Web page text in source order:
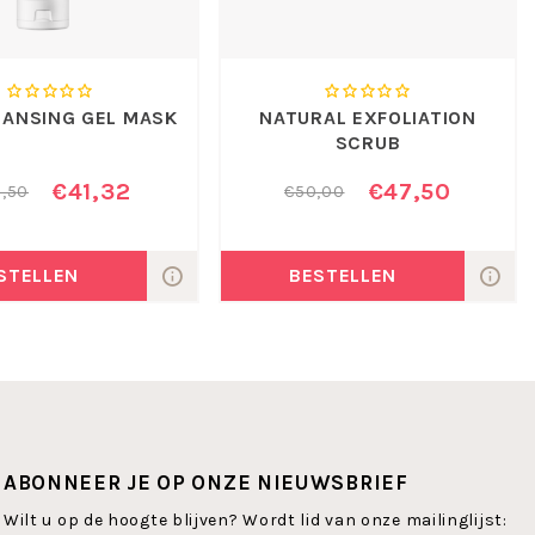
GEL MASK
€41,32
NATURAL EXFOLIATION
SCRUB
€50,00 €47,50
BESTELLEN
ABONNEER JE OP ONZE NIEUWSBRIEF
Wilt u op de hoogte blijven? Wordt lid van onze mailinglijst: